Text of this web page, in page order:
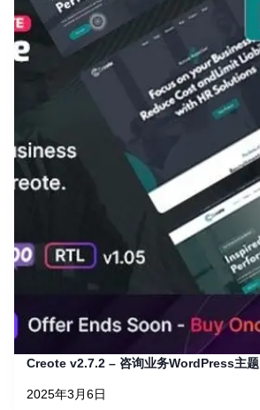
Creote v2.7.2 – 咨询业务WordPress主题
2025年3月6日